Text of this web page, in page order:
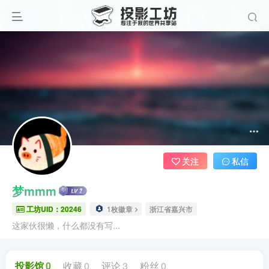
梦mmm
工坊UID：20246 1枚徽章 浙江省嘉兴市
这家伙很懒，什么都没有写...
关注 私信
投影馆0 收藏 0 评论 3 粉丝 0